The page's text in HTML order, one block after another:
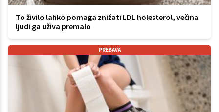
To živilo lahko pomaga znižati LDL holesterol, večina
ljudi ga uživa premalo
PREBAVA